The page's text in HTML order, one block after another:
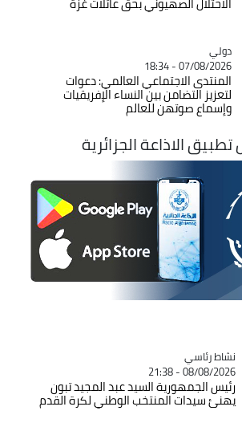
Catégorie
دولي
07/08/2026 - 18:34
المنتدى الاجتماعي العالمي: دعوات
لتعزيز التضامن بين النساء الإفريقيات
وإسماع صوتهن للعالم
الاذاعة الجزائرية
رئاسي
08/08/2026 -
الجمهورية السيد عبد المجيد تبون
سيدات المنتخب الوطني لكرة القدم